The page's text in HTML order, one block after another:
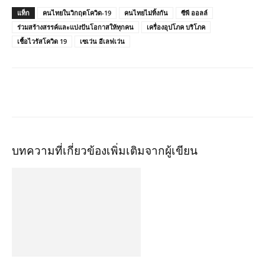
แท็ก คนไทยในวิกฤตโควิด-19 คนไทยไม่ทิ้งกัน
ซีพี ออลล์
ร่วมสร้างสรรค์และแบ่งปันโอกาสให้ทุกคน
เครื่องอุปโภค บริโภค
เชื้อไวรัสโควิด 19
เซเว่น อีเลฟเว่น
บทความที่เกี่ยวข้องเพิ่มเติมจากผู้เขียน